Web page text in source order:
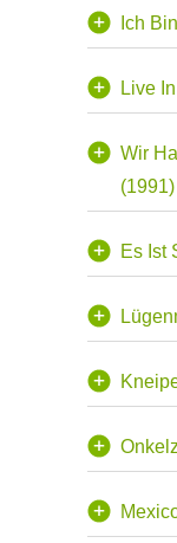
Ich
Live
Wir
(1991)
Es Ist